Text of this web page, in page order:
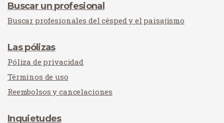
Buscar un profesional
Buscar profesionales del césped y el paisajismo
Las pólizas
Póliza de privacidad
Términos de uso
Reembolsos y cancelaciones
Inquietudes